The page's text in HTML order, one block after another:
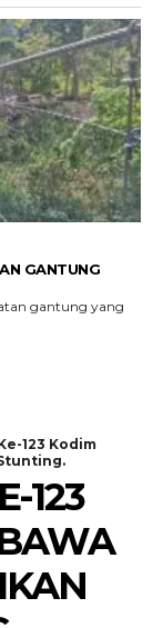
GANTUNG
gantung yang